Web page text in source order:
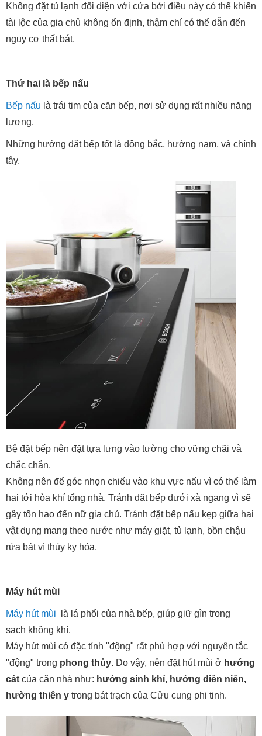
Không đặt tủ lạnh đối diện với cửa bởi điều này có thể khiến
tài lộc của gia chủ không ổn định, thậm chí có thể dẫn đến
nguy cơ thất bát.
Thứ hai là bếp nấu
Bếp nấu là trái tim của căn bếp, nơi sử dụng rất nhiều năng
lượng.
Những hướng đặt bếp tốt là đông bắc, hướng nam, và chính
tây.
Bệ đặt bếp nên đặt tựa lưng vào tường cho vững chãi và
chắc chắn.
Không nên để góc nhọn chiếu vào khu vực nấu vì có thể làm
hại tới hòa khí tổng nhà. Tránh đặt bếp dưới xà ngang vì sẽ
gây tổn hao đến nữ gia chủ. Tránh đặt bếp nấu kẹp giữa hai
vật dụng mang theo nước như máy giặt, tủ lạnh, bồn chậu
rửa bát vì thủy kỵ hỏa.
Máy hút mùi
Máy hút mùi
là lá phổi của nhà bếp, giúp giữ gìn trong
sạch không khí.
Máy hút mùi có đặc tính "động" rất phù hợp với nguyên tắc
"động" trong phong thủy. Do vậy, nên đặt hút mùi ở hướng
cát của căn nhà như: hướng sinh khí, hướng diên niên,
hường thiên y trong bát trạch của Cửu cung phi tinh.